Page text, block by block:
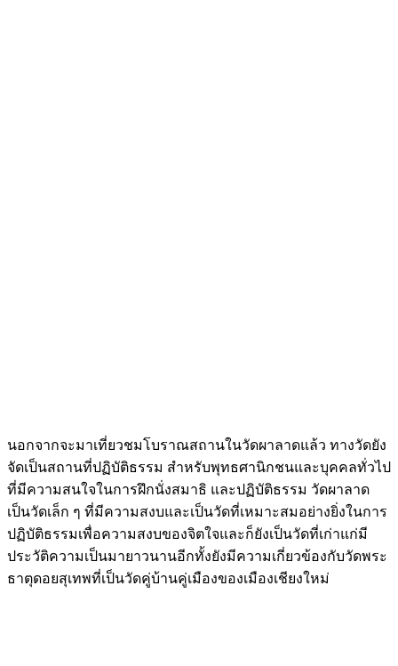
นอกจากจะมาเที่ยวชมโบราณสถานในวัดผาลาดแล้ว ทางวัดยัง
จัดเป็นสถานที่ปฏิบัติธรรม สำหรับพุทธศานิกชนและบุคคลทั่วไป
ที่มีความสนใจในการฝึกนั่งสมาธิ และปฏิบัติธรรม วัดผาลาด
เป็นวัดเล็ก ๆ ที่มีความสงบและเป็นวัดที่เหมาะสมอย่างยิ่งในการ
ปฏิบัติธรรมเพื่อความสงบของจิตใจและก็ยังเป็นวัดที่เก่าแก่มี
ประวัติความเป็นมายาวนานอีกทั้งยังมีความเกี่ยวข้องกับวัดพระ
ธาตุดอยสุเทพที่เป็นวัดคู่บ้านคู่เมืองของเมืองเชียงใหม่